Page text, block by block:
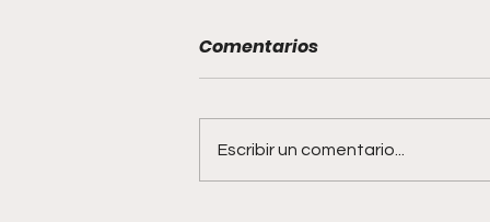
Comentarios
Escribir un comentario...